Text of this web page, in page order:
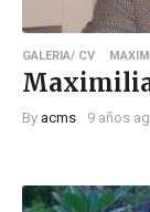
GALERIA/ CV
By acms 9 años